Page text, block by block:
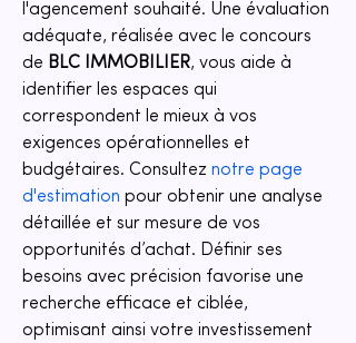
l'agencement souhaité. Une évaluation
adéquate, réalisée avec le concours
de BLC IMMOBILIER, vous aide à
identifier les espaces qui
correspondent le mieux à vos
exigences opérationnelles et
budgétaires. Consultez notre page
d'estimation pour obtenir une analyse
détaillée et sur mesure de vos
opportunités d’achat. Définir ses
besoins avec précision favorise une
recherche efficace et ciblée,
optimisant ainsi votre investissement